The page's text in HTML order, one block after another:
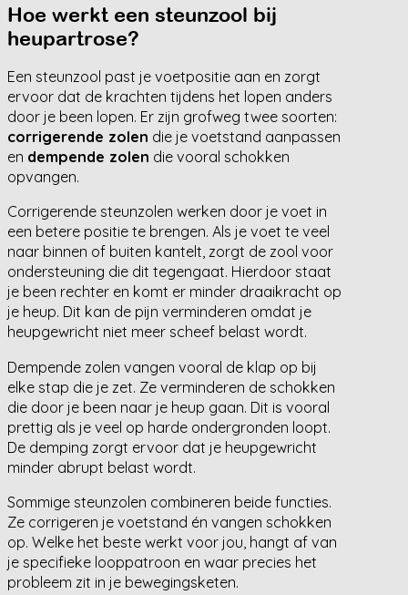
Hoe werkt een steunzool bij
heupartrose?
Een steunzool past je voetpositie aan en zorgt
ervoor dat de krachten tijdens het lopen anders
door je been lopen. Er zijn grofweg twee soorten:
corrigerende zolen die je voetstand aanpassen
en dempende zolen die vooral schokken
opvangen.
Corrigerende steunzolen werken door je voet in
een betere positie te brengen. Als je voet te veel
naar binnen of buiten kantelt, zorgt de zool voor
ondersteuning die dit tegengaat. Hierdoor staat
je been rechter en komt er minder draaikracht op
je heup. Dit kan de pijn verminderen omdat je
heupgewricht niet meer scheef belast wordt.
Dempende zolen vangen vooral de klap op bij
elke stap die je zet. Ze verminderen de schokken
die door je been naar je heup gaan. Dit is vooral
prettig als je veel op harde ondergronden loopt.
De demping zorgt ervoor dat je heupgewricht
minder abrupt belast wordt.
Sommige steunzolen combineren beide functies.
Ze corrigeren je voetstand én vangen schokken
op. Welke het beste werkt voor jou, hangt af van
je specifieke looppatroon en waar precies het
probleem zit in je bewegingsketen.